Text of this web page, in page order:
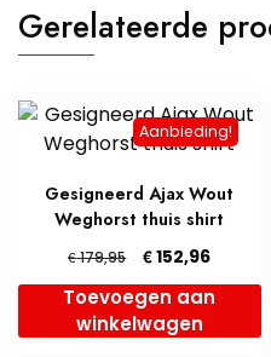
Gerelateerde
Aanbieding!
Gesigneerd Ajax Wout
Weghorst thuis shirt
€179,95
Oorspronkelijke
prijs
was:
€ 179,95.
€152,96Huidige
prijs
is:
Toevoegen aan
winkelwagen